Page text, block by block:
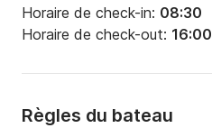
Horaire de check-in: 08:30
Horaire de check-out: 16:00
Règles du bateau